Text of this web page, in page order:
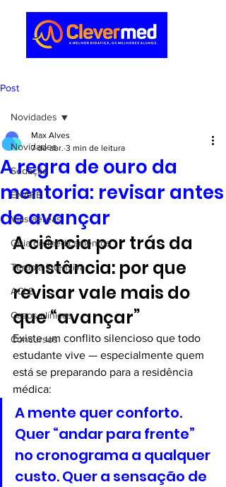
Post
Novidades
Sedação
ENARE
Vias aéreas
Guia de medicamentos
Terapia Intensiva
ACLS
Casos clínicos
Concursos
Novidades
A regra de ouro da
mentoria: revisar antes
de avançar
Max Alves
7 de abr. 3 min de leitura
A ciência por trás da
constância: por que
revisar vale mais do
que “avançar”
Existe um conflito silencioso que todo
estudante vive — especialmente quem
está se preparando para a residência
médica:
A mente quer conforto.
Quer “andar para frente”
no cronograma a qualquer
custo. Quer a sensação de